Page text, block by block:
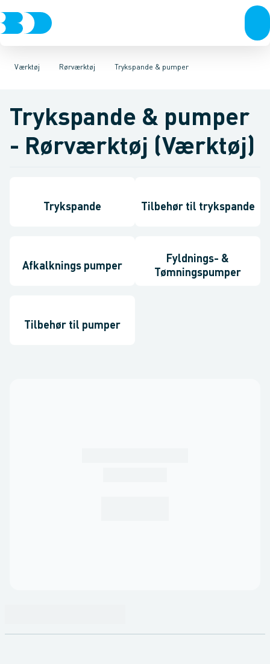
Værktøj
VVSEl-teknikKloakVandforsyningKlimaKøl
Rørværktøj
Akku- & elværktøjHåndværktøjRørværktøj
Trykspande & pumper
PressværktøjRørskærere & sakseAfgratere & kalibrering
Trykspande & pumper
- Rørværktøj (Værktøj)
Trykspande Tilbehør til trykspande
Afkalknings pumper
Fyldnings- &
Tømningspumper
Tilbehør til pumper